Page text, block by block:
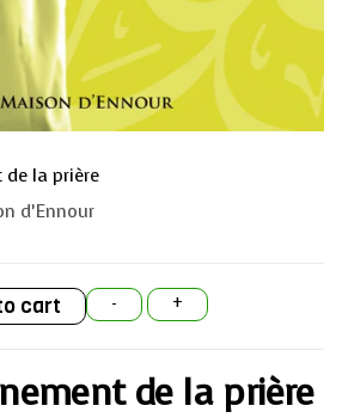
de la prière
d’Ennour
- +
cart
de la prière